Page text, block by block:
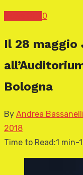
0
Il 28 maggio
Bologna
By Andrea Bassanelli
2018
Time to Read:1 min-